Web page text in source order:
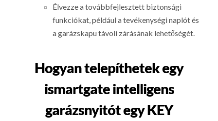
Élvezze a továbbfejlesztett biztonsági
funkciókat, például a tevékenységi naplót és
a garázskapu távoli zárásának lehetőségét.
Hogyan telepíthetek egy
ismartgate intelligens
garázsnyitót egy KEY